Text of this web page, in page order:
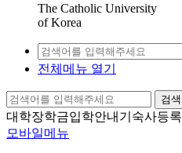
The Catholic University
of Korea
전체메뉴 열기
검색
대학장학금입학안내 기숙사등록
모바일메뉴